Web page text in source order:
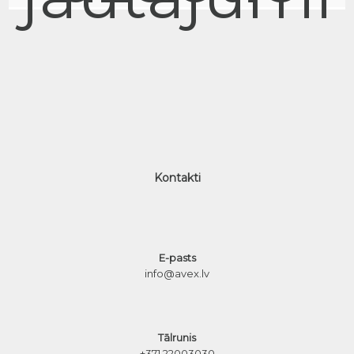
Kontakti
E-pasts
info@avex.lv
Tālrunis